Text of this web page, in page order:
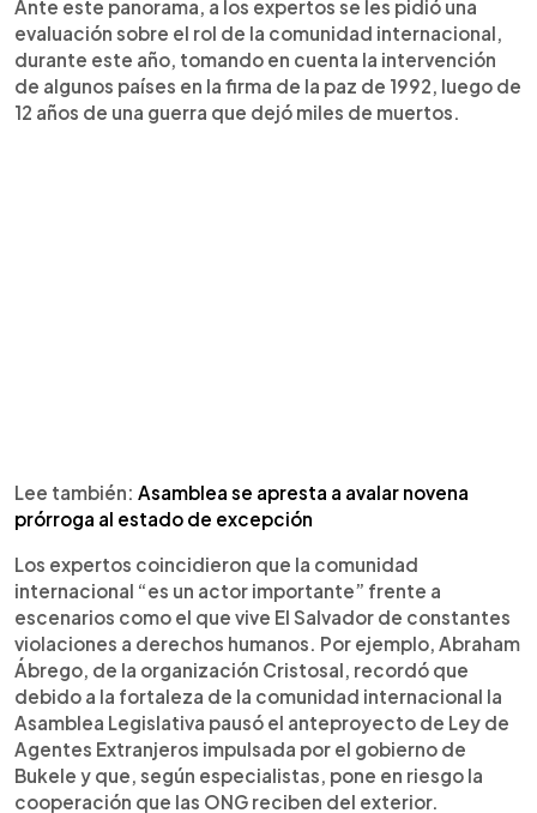
Ante este panorama, a los expertos se les pidió una
evaluación sobre el rol de la comunidad internacional,
durante este año, tomando en cuenta la intervención
de algunos países en la firma de la paz de 1992, luego de
12 años de una guerra que dejó miles de muertos.
Lee también: Asamblea se apresta a avalar novena
prórroga al estado de excepción
Los expertos coincidieron que la comunidad
internacional “es un actor importante” frente a
escenarios como el que vive El Salvador de constantes
violaciones a derechos humanos. Por ejemplo, Abraham
Ábrego, de la organización Cristosal, recordó que
debido a la fortaleza de la comunidad internacional la
Asamblea Legislativa pausó el anteproyecto de Ley de
Agentes Extranjeros impulsada por el gobierno de
Bukele y que, según especialistas, pone en riesgo la
cooperación que las ONG reciben del exterior.